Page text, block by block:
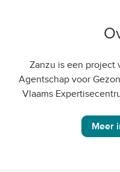
Zanzu is een project
Agentschap voor
Vlaams
Meer